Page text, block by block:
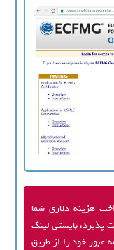
هزینه دلاری شما
بایستی لینک
عبور خود را از طریق